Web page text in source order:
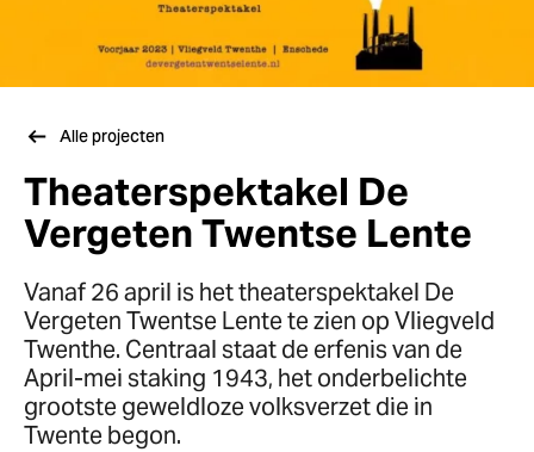
Alle projecten
Theaterspektakel De
Vergeten Twentse Lente
Vanaf 26 april is het theaterspektakel De
Vergeten Twentse Lente te zien op Vliegveld
Twenthe. Centraal staat de erfenis van de
April-mei staking 1943, het onderbelichte
grootste geweldloze volksverzet die in
Twente begon.